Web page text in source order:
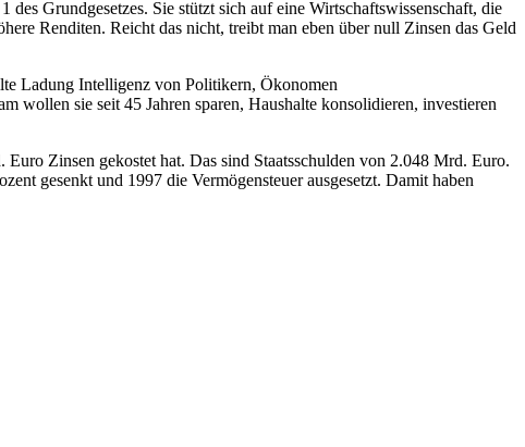
Grundgesetzes. Sie stützt sich auf eine Wirtschaftswissenschaft, die
Renditen. Reicht das nicht, treibt man eben über null Zinsen das Geld
Ladung Intelligenz von Politikern, Ökonomen
wollen sie seit 45 Jahren sparen, Haushalte konsolidieren, investieren
Zinsen gekostet hat. Das sind Staatsschulden von 2.048 Mrd. Euro.
gesenkt und 1997 die Vermögensteuer ausgesetzt. Damit haben